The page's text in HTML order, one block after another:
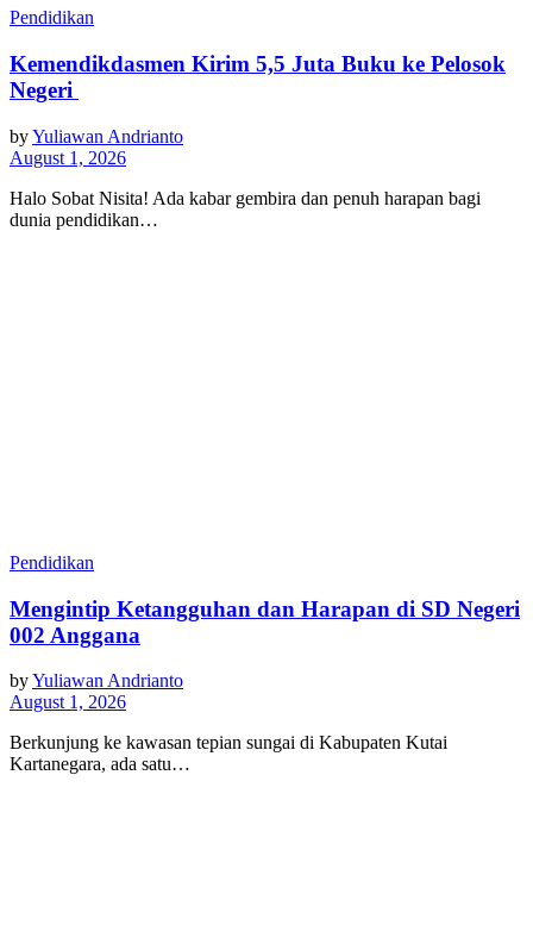
Pendidikan
Kemendikdasmen Kirim 5,5 Juta Buku ke Pelosok
Negeri
byYuliawan Andrianto
August 1, 2026
Halo Sobat Nisita! Ada kabar gembira dan penuh harapan bagi
dunia pendidikan…
Pendidikan
Mengintip Ketangguhan dan Harapan di SD Negeri
002 Anggana
byYuliawan Andrianto
August 1, 2026
Berkunjung ke kawasan tepian sungai di Kabupaten Kutai
Kartanegara, ada satu…